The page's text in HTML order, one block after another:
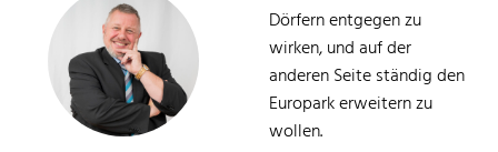
Dörfern entgegen zu
wirken, und auf der
anderen Seite ständig den
Europark erweitern zu
wollen.